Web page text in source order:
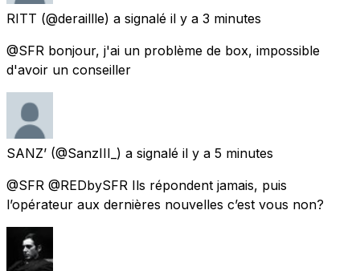
RITT (@deraillle) a signalé il y a 3 minutes
@SFR bonjour, j'ai un problème de box, impossible
d'avoir un conseiller
SANZ’ (@SanzIII_) a signalé il y a 5 minutes
@SFR @REDbySFR Ils répondent jamais, puis
l’opérateur aux dernières nouvelles c’est vous non?